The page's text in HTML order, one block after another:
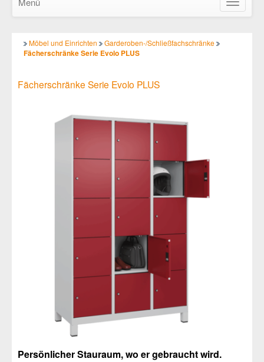
ein-/
Möbel und Einrichten Garderoben-/Schließfachschränke
Fächerschränke Serie Evolo PLUS
Fächerschränke Serie Evolo PLUS
Persönlicher Stauraum, wo er gebraucht wird.